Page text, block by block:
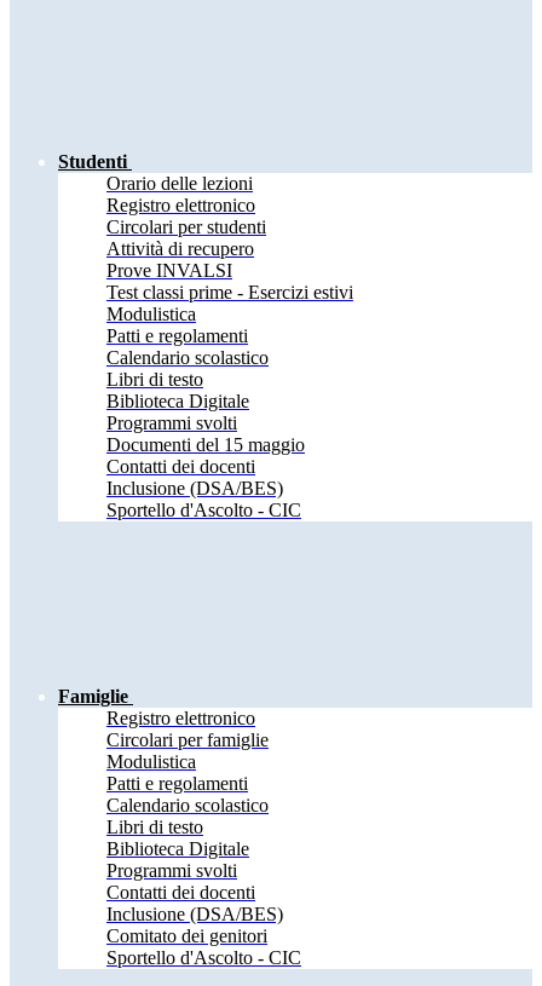
Studenti
Orario delle lezioni
Registro elettronico
Circolari per studenti
Attività di recupero
Prove INVALSI
Test classi prime - Esercizi estivi
Modulistica
Patti e regolamenti
Calendario scolastico
Libri di testo
Biblioteca Digitale
Programmi svolti
Documenti del 15 maggio
Contatti dei docenti
Inclusione (DSA/BES)
Sportello d'Ascolto - CIC
Famiglie
Registro elettronico
Circolari per famiglie
Modulistica
Patti e regolamenti
Calendario scolastico
Libri di testo
Biblioteca Digitale
Programmi svolti
Contatti dei docenti
Inclusione (DSA/BES)
Comitato dei genitori
Sportello d'Ascolto - CIC